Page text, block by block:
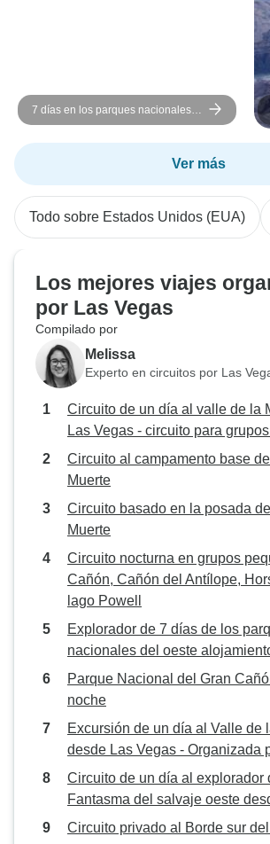
7 días en los parques nacionales
del suroeste del Gran Cañón
incluido campamento
Ver más
Todo sobre Estados Unidos (EUA)
Los mejores viajes
por Las Vegas
Compilado por
Melissa
Experto en circuitos por Las
Circuito de un día al valle de la
Las Vegas - circuito para
Circuito al campamento base
Muerte
Circuito basado en la posada
Muerte
Circuito nocturna en grupos
Cañón, Cañón del Antílope,
lago Powell
Explorador de 7 días de los
nacionales del oeste
Parque Nacional del Gran
noche
Excursión de un día al Valle de
desde Las Vegas - Organizada
Circuito de un día al explorador
Fantasma del salvaje oeste
Circuito privado al Borde sur